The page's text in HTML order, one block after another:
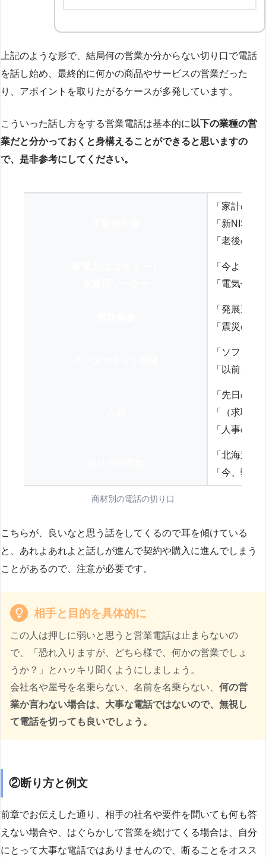
上記のような形で、結局何の営業か分からない切り口で電話
を話し始め、最終的に何かの商品やサービスの営業だった
り、アポイントを取りたがるケースが多発しています。
こういった話し方をする営業電話は基本的に 以下の業種の営
業だと分かっておくと身構えることができると思いますの
で、是非参考にしてください。
「家計の見
「新NISA
「老後の
「今より
「電気代を
「発展途
「震災の
「ソフト
「以前、
「先日の
「（求職
「人事の方
「北海道
「今、弊
商材別の電話の切り口
こちらが、良いなと思う話をしてくるので耳を傾けている
と、あれよあれよと話しが進んで契約や購入に進んでしまう
ことがあるので、注意が必要です。
相手と目的を具体的に
この人は押しに弱いと思うと営業電話は止まらないの
で、「恐れ入りますが、どちら様で、何かの営業でしょ
うか？」とハッキリ聞くようにしましょう。
会社名や屋号を名乗らない、名前を名乗らない、 何の営
業か言わない場合は、大事な電話ではないので、無視し
て電話を切っても良いでしょう。
②断り方と例文
前章でお伝えした通り、相手の社名や要件を聞いても何も答
えない場合や、はぐらかして営業を続けてくる場合は、自分
にとって大事な電話ではありませんので、断ることをオスス